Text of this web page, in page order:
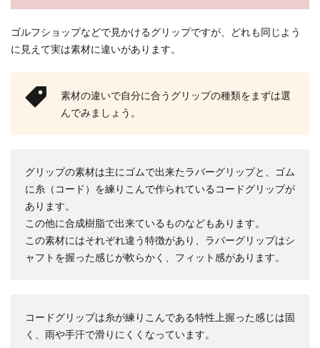
ゴルフショップなどで見かけるグリップですが、どれも同じよう
に見えて実は素材に違いがあります。
素材の違いで自分に合うグリップの種類をまずは選
んでみましょう。
グリップの素材は主にゴムで出来たラバーグリップと、ゴム
に糸（コード）を練りこんで作られているコードグリップが
あります。
この他に合成樹脂で出来ているものなどもあります。
この素材にはそれぞれ違う特徴があり、ラバーグリップはシ
ャフトを握った感じが軟らかく、フィット感があります。
コードグリップは糸が練りこんである特性上握った感じは固
く、雨や手汗で滑りにくくなっています。